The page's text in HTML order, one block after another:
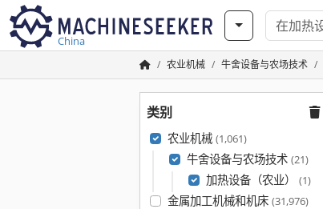
China
农业机械 牛舍设备与农场技术
类别
农业机械 (1,061)
牛舍设备与农场技术 (21)
加热设备（农业） (1)
金属加工机械和机床 (31,976)